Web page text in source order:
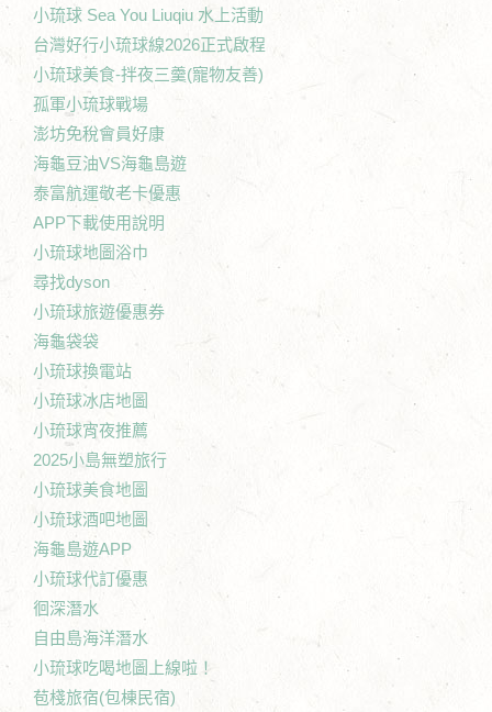
小琉球 Sea You Liuqiu 水上活動
台灣好行小琉球線2026正式啟程
小琉球美食-拌夜三羹(寵物友善)
孤軍小琉球戰場
澎坊免稅會員好康
海龜豆油VS海龜島遊
泰富航運敬老卡優惠
APP下載使用說明
小琉球地圖浴巾
尋找dyson
小琉球旅遊優惠券
海龜袋袋
小琉球換電站
小琉球冰店地圖
小琉球宵夜推薦
2025小島無塑旅行
小琉球美食地圖
小琉球酒吧地圖
海龜島遊APP
小琉球代訂優惠
徊深潛水
自由島海洋潛水
小琉球吃喝地圖上線啦！
苞棧旅宿(包棟民宿)